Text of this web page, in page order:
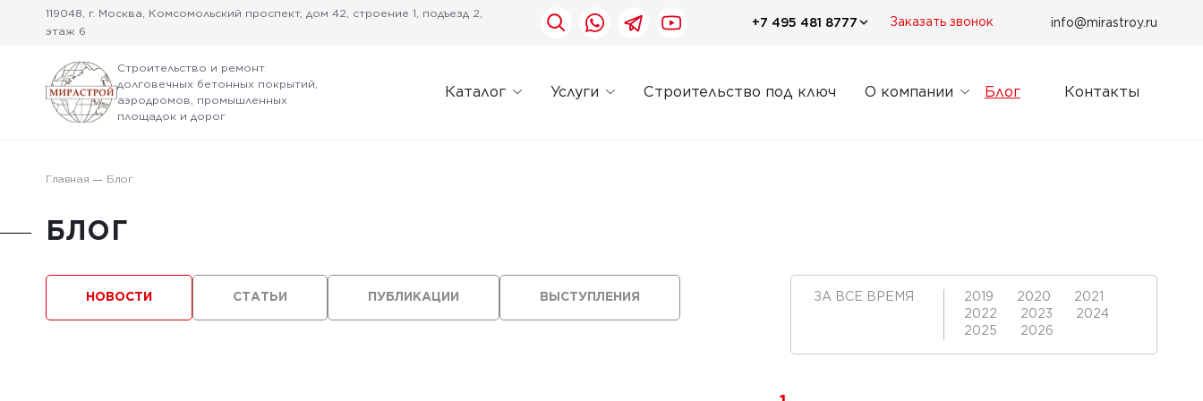
119048, г. Москва, Комсомольский проспект, дом 42, строение 1, подъезд 2,
этаж 6
+7 495 481 8777 Заказать звонок info@mirastroy.ru
Строительство и ремонт
долговечных бетонных покрытий,
аэродромов, промышленных
площадок и дорог
Каталог Услуги Строительство под ключ О компании Блог Контакты
Главная Блог
БЛОГ
ВЫСТУПЛЕНИЯ
ПУБЛИКАЦИИ
НОВОСТИ СТАТЬИ ЗА ВСЕ ВРЕМЯ 2019 2020
2021
2022
2023
2024
2025
2026